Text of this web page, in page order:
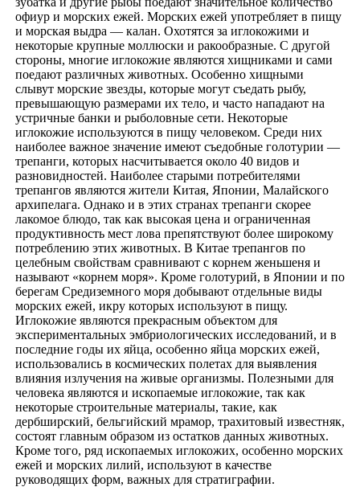
офиур и морских ежей. Морских ежей употребляет в пищу
и морская выдра — калан. Охотятся за иглокожими и
некоторые крупные моллюски и ракообразные. С другой
стороны, многие иглокожие являются хищниками и сами
поедают различных животных. Особенно хищными
слывут морские звезды, которые могут съедать рыбу,
превышающую размерами их тело, и часто нападают на
устричные банки и рыболовные сети. Некоторые
иглокожие используются в пищу человеком. Среди них
наиболее важное значение имеют съедобные голотурии —
трепанги, которых насчитывается около 40 видов и
разновидностей. Наиболее старыми потребителями
трепангов являются жители Китая, Японии, Малайского
архипелага. Однако и в этих странах трепанги скорее
лакомое блюдо, так как высокая цена и ограниченная
продуктивность мест лова препятствуют более широкому
потреблению этих животных. В Китае трепангов по
целебным свойствам сравнивают с корнем женьшеня и
называют «корнем моря». Кроме голотурий, в Японии и по
берегам Средиземного моря добывают отдельные виды
морских ежей, икру которых используют в пищу.
Иглокожие являются прекрасным объектом для
экспериментальных эмбриологических исследований, и в
последние годы их яйца, особенно яйца морских ежей,
использовались в космических полетах для выявления
влияния излучения на живые организмы. Полезными для
человека являются и ископаемые иглокожие, так как
некоторые строительные материалы, такие, как
дербширский, бельгийский мрамор, трахитовый известняк,
состоят главным образом из остатков данных животных.
Кроме того, ряд ископаемых иглокожих, особенно морских
ежей и морских лилий, используют в качестве
руководящих форм, важных для стратиграфии.